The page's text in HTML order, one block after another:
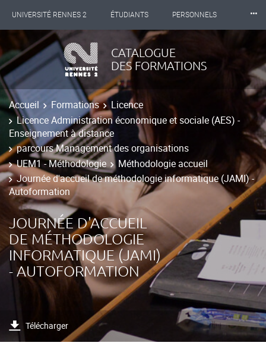
UNIVERSITÉ RENNES 2 ÉTUDIANTS PERSONNELS
INTERNATIONAL PROFESSIONNELS
LES NOUVELLES DE RENNES 2
⸱⸱⸱
CATALOGUE
DES FORMATIONS
Accueil Formations
Licence
Licence Administration économique et sociale (AES) -
Enseignement à distance
parcours Management des organisations
UEM1 - Méthodologie
Méthodologie accueil
Journée d'accueil de méthodologie informatique (JAMI) -
Autoformation
JOURNÉE D'ACCUEIL
DE MÉTHODOLOGIE
INFORMATIQUE (JAMI)
- AUTOFORMATION
Télécharger